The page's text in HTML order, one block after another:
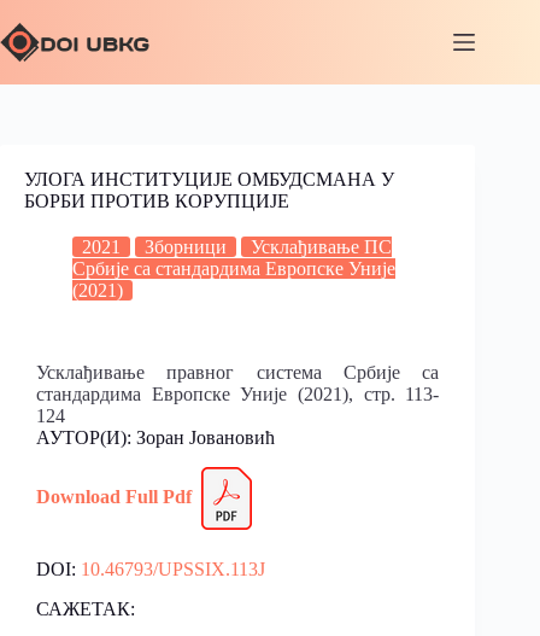
УЛОГА ИНСТИТУЦИЈЕ ОМБУДСМАНА У
БОРБИ ПРОТИВ КОРУПЦИЈЕ
2021 Зборници
Усклађивање ПС
Србије са стандардима Европске Уније
(2021)
Усклађивање правног система Србије са
стандардима Европске Уније (2021), стр. 113-
124
АУТОР(И): Зоран Јовановић
Download Full Pdf
DOI: 10.46793/UPSSIX.113J
САЖЕТАК: